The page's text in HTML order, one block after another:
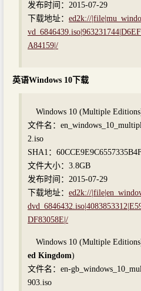
发布时间：2015-07-29
下载地址： ed2k://
A84159|/
英语Windows 10下载
Windows 10 (Multiple
文件名：
2.iso
SHA1：
文件大小：3.8GB
发布时间：2015-07-29
下载地址： ed2k://
DF83058E|/
Windows 10 (Multiple
ed Kingdom)
文件名：en-
903.iso